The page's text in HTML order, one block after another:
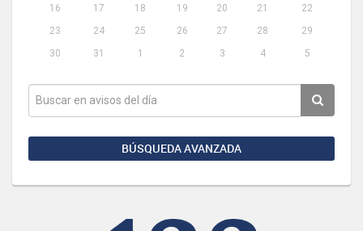
16
17 18 19 20 21
22
23
24 25 26 27 28
29
30
31 1 2 3 4 5
BÚSQUEDA AVANZADA